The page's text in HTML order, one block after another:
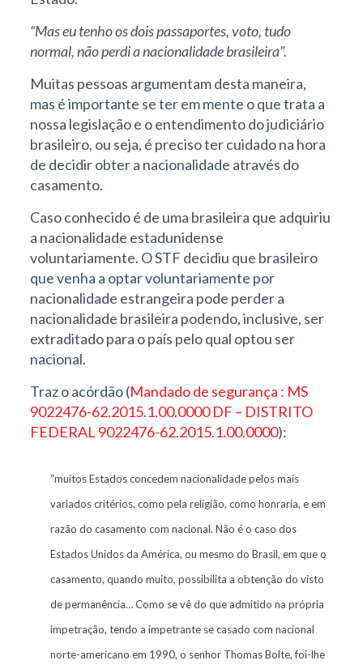
“Mas eu tenho os dois passaportes, voto, tudo
normal, não perdi a nacionalidade brasileira”.
Muitas pessoas argumentam desta maneira,
mas é importante se ter em mente o que trata a
nossa legislação e o entendimento do judiciário
brasileiro, ou seja, é preciso ter cuidado na hora
de decidir obter a nacionalidade através do
casamento.
Caso conhecido é de uma brasileira que adquiriu
a nacionalidade estadunidense
voluntariamente. O STF decidiu que brasileiro
que venha a optar voluntariamente por
nacionalidade estrangeira pode perder a
nacionalidade brasileira podendo, inclusive, ser
extraditado para o país pelo qual optou ser
nacional.
Traz o acórdão (Mandado de segurança : MS
9022476-62.2015.1.00.0000 DF – DISTRITO
FEDERAL 9022476-62.2015.1.00.0000):
“muitos Estados concedem nacionalidade pelos mais
variados critérios, como pela religião, como honraria, e em
razão do casamento com nacional. Não é o caso dos
Estados Unidos da América, ou mesmo do Brasil, em que o
casamento, quando muito, possibilita a obtenção do visto
de permanência… Como se vê do que admitido na própria
impetração, tendo a impetrante se casado com nacional
norte-americano em 1990, o senhor Thomas Bolte, foi-lhe